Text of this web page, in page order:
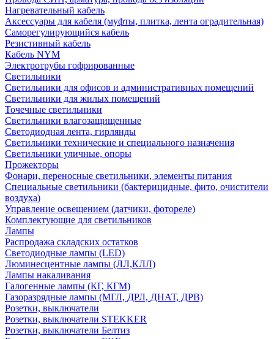
Нагревательный кабель
Аксессуары для кабеля (муфты, плитка, лента оградительная)
Саморегулирующийся кабель
Резистивный кабель
Кабель NYM
Электротрубы гофрированные
Светильники
Светильники для офисов и административных помещений
Светильники для жилых помещений
Точечные светильники
Светильники влагозащищенные
Светодиодная лента, гирлянды
Светильники технические и специального назначения
Светильники уличные, опоры
Прожекторы
Фонари, переносные светильники, элементы питания
Специальные светильники (бактерицидные, фито, очистители
воздуха)
Управление освещением (датчики, фотореле)
Комплектующие для светильников
Лампы
Распродажа складских остатков
Светодиодные лампы (LED)
Люминесцентные лампы (ЛЛ,КЛЛ)
Лампы накаливания
Галогенные лампы (КГ, КГМ)
Газоразрядные лампы (МГЛ, ДРЛ, ДНАТ, ДРВ)
Розетки, выключатели
Розетки, выключатели STEKKER
Розетки, выключатели Белтиз